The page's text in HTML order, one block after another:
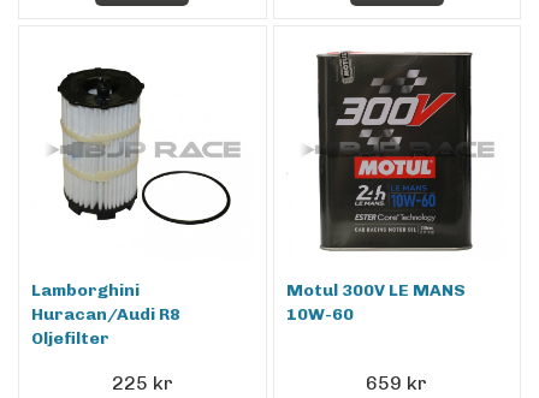
Lamborghini
Huracan/Audi R8
Oljefilter
225 kr
Motul 300V LE MANS
10W-60
659 kr